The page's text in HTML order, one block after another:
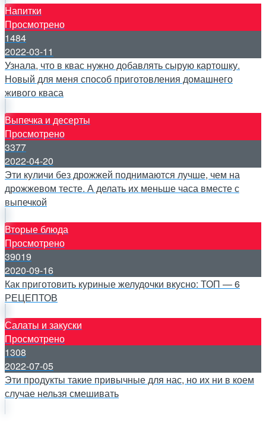
Напитки
Просмотрено
1484
2022-03-11
Узнала, что в квас нужно добавлять сырую картошку.
Новый для меня способ приготовления домашнего
живого кваса
Выпечка и десерты
Просмотрено
3377
2022-04-20
Эти куличи без дрожжей поднимаются лучше, чем на
дрожжевом тесте. А делать их меньше часа вместе с
выпечкой
Вторые блюда
Просмотрено
39019
2020-09-16
Как приготовить куриные желудочки вкусно: ТОП — 6
РЕЦЕПТОВ
Салаты и закуски
Просмотрено
1308
2022-07-05
Эти продукты такие привычные для нас, но их ни в коем
случае нельзя смешивать